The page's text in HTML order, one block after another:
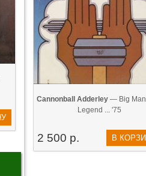
Cannonball Adderley — Big
Legend ... '75
2 500 р. В